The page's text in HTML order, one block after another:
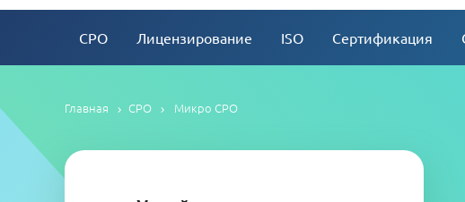
СРО Лицензирование ISO Сертификация
Главная СРО Микро СРО